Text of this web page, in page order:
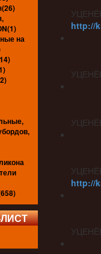
на
http://
http://